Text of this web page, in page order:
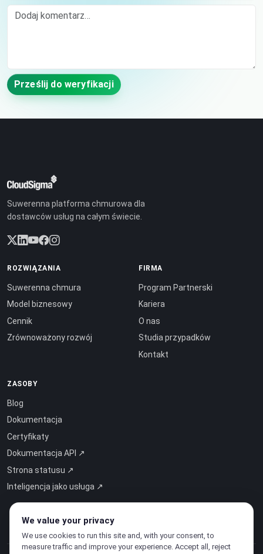
Comment
Prześlij do weryfikacji
Suwerenna platforma chmurowa dla
dostawców usług na całym świecie.
ROZWIĄZANIA
Suwerenna chmura
Model biznesowy
Cennik
Zrównoważony rozwój
FIRMA
Program Partnerski
Kariera
O nas
Studia przypadków
Kontakt
ZASOBY
Blog
Dokumentacja
Certyfikaty
Dokumentacja API ↗
Strona statusu ↗
Inteligencja jako usługa ↗
We value your privacy
We use cookies to run this site and, with your consent, to
measure traffic and improve your experience. Accept all, reject